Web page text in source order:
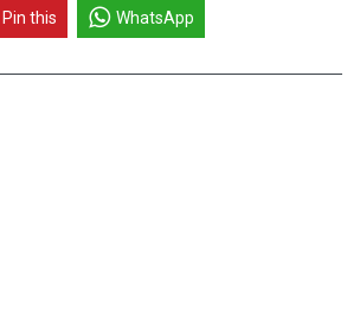
Pin this WhatsApp